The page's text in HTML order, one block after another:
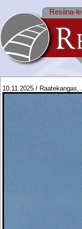
Resiina-
10.11.2025 / Raatekangas,